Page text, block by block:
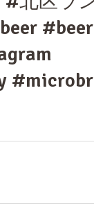
#beer